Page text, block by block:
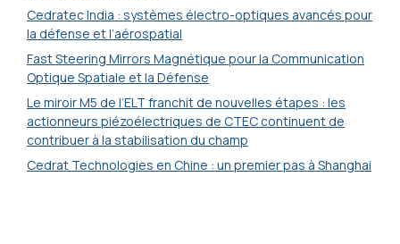
Cedratec India : systèmes électro-optiques avancés pour
la défense et l’aérospatial
Fast Steering Mirrors Magnétique pour la Communication
Optique Spatiale et la Défense
Le miroir M5 de l’ELT franchit de nouvelles étapes : les
actionneurs piézoélectriques de CTEC continuent de
contribuer à la stabilisation du champ
Cedrat Technologies en Chine : un premier pas à Shanghai